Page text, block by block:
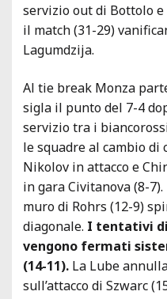
servizio out di Bottolo
il match (31-29)
Lagumdzija.
Al tie break Monza
sigla il punto del 7-4
servizio tra i
le squadre al cambio di
Nikolov in attacco e
in gara Civitanova (8-
muro di Rohrs (12-9)
diagonale. I tentativi
vengono fermati
(14-11). La Lube
sull’attacco di Szwarc